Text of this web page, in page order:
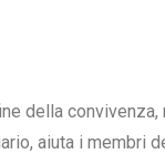
della convivenza,
aiuta i membri